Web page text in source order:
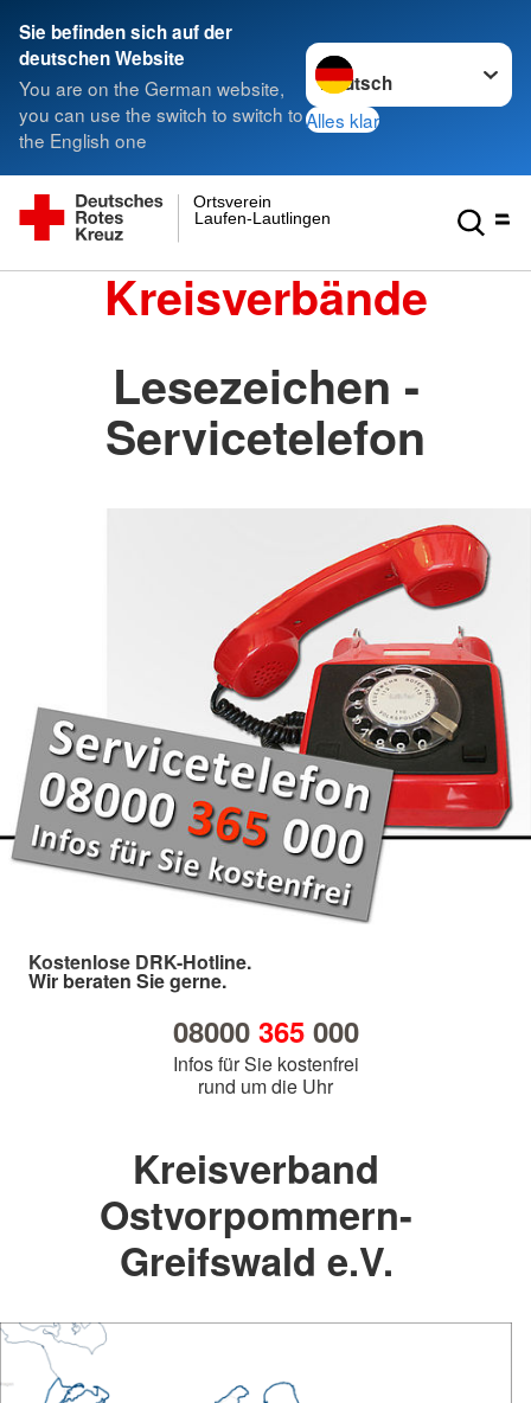
Sie befinden sich auf der
deutschen Website
You are on the German website,
you can use the switch to switch to
the English one
Sprache wechseln zu
Alles klar
Laufen-Lautlingen
Ortsverein
Kreisverbände
Lesezeichen -
Servicetelefon
Kostenlose DRK-Hotline.
Wir beraten Sie gerne.
08000 365000
Infos für Sie kostenfrei
rund um die Uhr
Kreisverband
Ostvorpommern-
Greifswald e.V.